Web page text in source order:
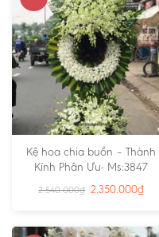
Kệ hoa chia buồn – Thành
Kính Phân Ưu- Ms:3847
2.540.000₫ 2.350.000₫